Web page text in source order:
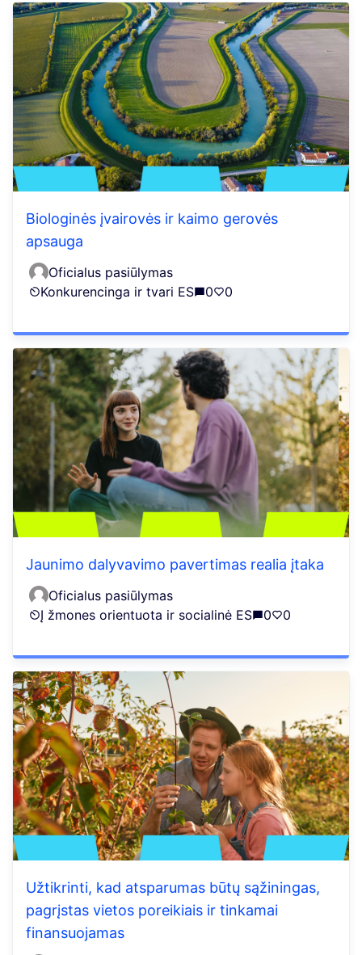
Biologinės įvairovės ir kaimo gerovės
apsauga
Oficialus pasiūlymas
Konkurencinga ir tvari ES
0 0
Jaunimo dalyvavimo pavertimas realia įtaka
Oficialus pasiūlymas
Į žmones orientuota ir socialinė ES
0 0
Užtikrinti, kad atsparumas būtų sąžiningas,
pagrįstas vietos poreikiais ir tinkamai
finansuojamas